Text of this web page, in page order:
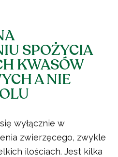
SPOŻYCIA
KWASÓW
A NIE
wyłącznie w
zwierzęcego, zwykle
ilościach. Jest kilka